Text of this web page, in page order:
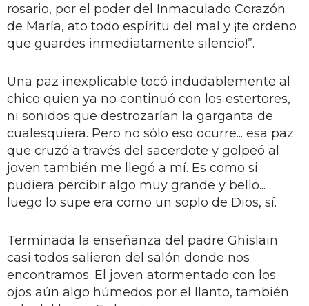
rosario, por el poder del Inmaculado Corazón
de María, ato todo espíritu del mal y ¡te ordeno
que guardes inmediatamente silencio!”.
Una paz inexplicable tocó indudablemente al
chico quien ya no continuó con los estertores,
ni sonidos que destrozarían la garganta de
cualesquiera. Pero no sólo eso ocurre... esa paz
que cruzó a través del sacerdote y golpeó al
joven también me llegó a mí. Es como si
pudiera percibir algo muy grande y bello...
luego lo supe era como un soplo de Dios, sí.
Terminada la enseñanza del padre Ghislain
casi todos salieron del salón donde nos
encontramos. El joven atormentado con los
ojos aún algo húmedos por el llanto, también